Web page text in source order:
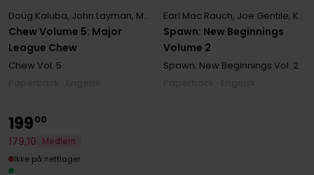
Chew Volume 5: Major
League Chew
Doug Kaluba, John Layman, Matthew Baugh ,Mike Perry,Rob
Chew Vol. 5
Spawn: New Beginnings
Volume 2
Earl Mac Rauch, Joe Gentile, Keith Williams
Spawn: New Beginnings Vol. 2
19900
179,10
Medlem
Ikke på nettlager